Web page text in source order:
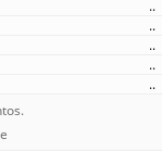
..
..
..
..
..